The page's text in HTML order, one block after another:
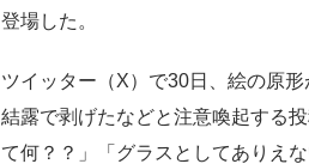
登場した。
ツイッター（X）で30日、絵の原
結露で剥げたなどと注意喚起する
て何？？」「グラスとしてありえ